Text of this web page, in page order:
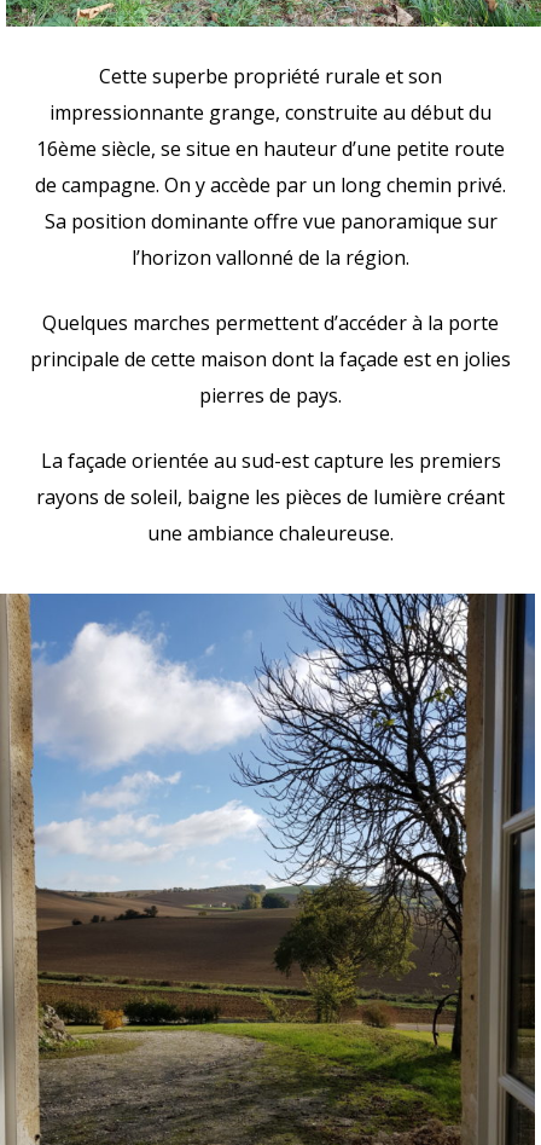
Cette superbe propriété rurale et son
impressionnante grange, construite au début du
16ème siècle, se situe en hauteur d’une petite route
de campagne. On y accède par un long chemin privé.
Sa position dominante offre vue panoramique sur
l’horizon vallonné de la région.
Quelques marches permettent d’accéder à la porte
principale de cette maison dont la façade est en jolies
pierres de pays.
La façade orientée au sud-est capture les premiers
rayons de soleil, baigne les pièces de lumière créant
une ambiance chaleureuse.